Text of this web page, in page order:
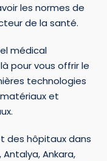
les normes de
de la santé.
médical
pour vous offrir le
technologies
et
des hôpitaux dans
Ankara,